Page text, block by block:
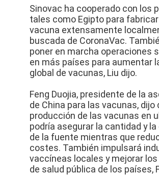
Sinovac ha cooperado con los
tales como Egipto para
vacuna extensamente
buscada de CoronaVac.
poner en marcha operaciones
en más países para aumentar
global de vacunas, Liu dijo.
Feng Duojia, presidente de la
de China para las vacunas, dijo
producción de las vacunas en
podría asegurar la cantidad y
de la fuente mientras que
costes. También impulsará
vaccíneas locales y mejorar
de salud pública de los países,